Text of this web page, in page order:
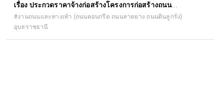
เรื่อง ประกวดราคาจ้างก่อสร้างโครงการก่อสร้างถนน
คอนกรีตเสริมเหล็กสายบ้านคำไฮใหญ่ หมู่ที่ ๔ ตำบล คำไฮใหญ่
อำเภอดอนมดแดง - บ้านบ่อหวาย หมู่ที่ ๗ ตำบลกระโสบ อำเภอ
เมืองอุบลราชธานี ด้วยวิธีประกวดราคาอิเล็กทรอนิกส์ (e-
#งานถนนและทางเท้า (ถนนคอนกรีต ถนนลาดยาง ถนนดินลูกรัง)
อุบลราชธานี